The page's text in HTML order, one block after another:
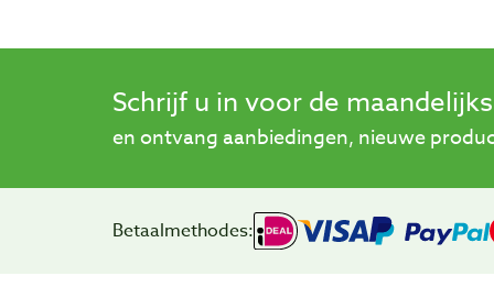
Schrijf u in voor de
en ontvang aanbiedingen, nieuwe
Betaalmethodes: